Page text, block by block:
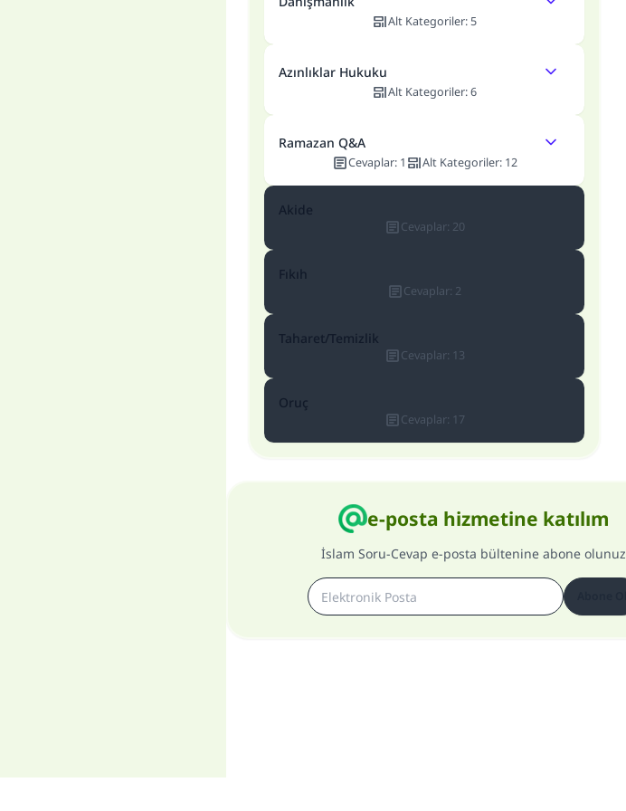
Alt Kategoriler:5
Azınlıklar Hukuku
Alt Kategoriler:6
Ramazan Q&A
Cevaplar: 1 Alt Kategoriler: 12
Akide
Cevaplar: 20
Fıkıh
Cevaplar: 2
Taharet/Temizlik
Cevaplar: 13
Oruç
Cevaplar: 17
e-posta hizmetine katılım
İslam Soru-Cevap e-posta bültenine abone olunuz